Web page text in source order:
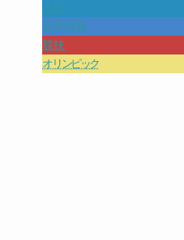
入試
研究情報
競技
オリンピック